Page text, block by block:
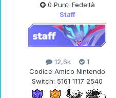
0 Punti Fedeltà
Staff
12,6k
1
Codice Amico Nintendo
Switch: 5161 1117 2540